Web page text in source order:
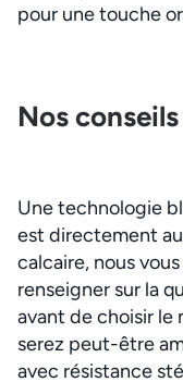
pour une touche
Nos
Une technologie
est directement
calcaire, nous
renseigner sur la
avant de choisir le
serez peut-être
avec résistance